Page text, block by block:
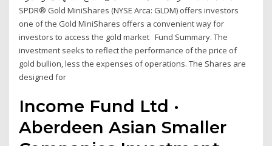
SPDR® Gold MiniShares (NYSE Arca: GLDM) offers investors
one of the Gold MiniShares offers a convenient way for
investors to access the gold market Fund Summary. The
investment seeks to reflect the performance of the price of
gold bullion, less the expenses of operations. The Shares are
designed for
Income Fund Ltd ·
Aberdeen Asian Smaller